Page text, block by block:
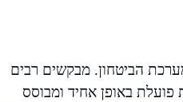
הביטחון. מבקשים רבים
פועלת באופן אחיד ומבוסס